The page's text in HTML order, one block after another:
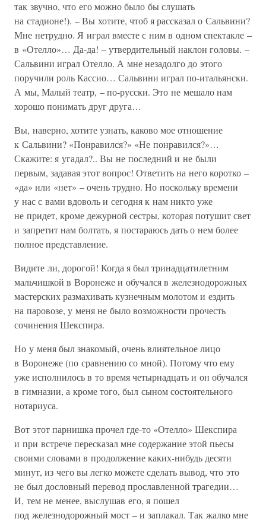
так звучно, что его можно было бы слушать
на стадионе!). – Вы хотите, чтоб я рассказал о Сальвини?
Мне нетрудно. Я играл вместе с ним в одном спектакле –
в «Отелло»… Да-да! – утвердительный наклон головы. –
Сальвини играл Отелло. А мне незадолго до этого
поручили роль Кассио… Сальвини играл по-итальянски.
А мы, Малый театр, – по-русски. Это не мешало нам
хорошо понимать друг друга…
Вы, наверно, хотите узнать, каково мое отношение
к Сальвини? «Понравился?» «Не понравился?»…
Скажите: я угадал?.. Вы не последний и не были
первым, задавая этот вопрос! Ответить на него коротко –
«да» или «нет» – очень трудно. Но поскольку времени
у нас с вами вдоволь и сегодня к нам никто уже
не придет, кроме дежурной сестры, которая потушит свет
и запретит нам болтать, я постараюсь дать о нем более
полное представление.
Видите ли, дорогой! Когда я был тринадцатилетним
мальчишкой в Воронеже и обучался в железнодорожных
мастерских размахивать кузнечным молотом и ездить
на паровозе, у меня не было возможности прочесть
сочинения Шекспира.
Но у меня был знакомый, очень влиятельное лицо
в Воронеже (по сравнению со мной). Потому что ему
уже исполнилось в то время четырнадцать и он обучался
в гимназии, а кроме того, был сыном состоятельного
нотариуса.
Вот этот парнишка прочел где-то «Отелло» Шекспира
и при встрече пересказал мне содержание этой пьесы
своими словами в продолжение каких-нибудь десяти
минут, из чего вы легко можете сделать вывод, что это
не был дословный перевод прославленной трагедии…
И, тем не менее, выслушав его, я пошел
под железнодорожный мост – и заплакал. Так жалко мне